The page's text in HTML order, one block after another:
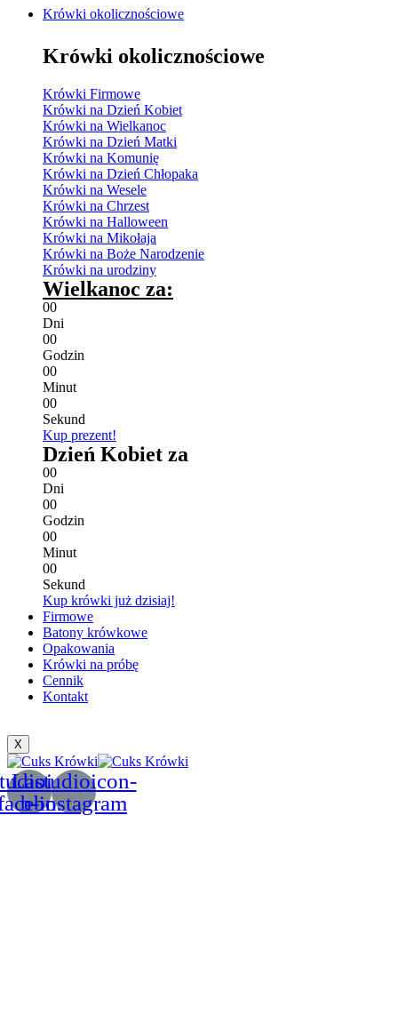
Krówki okolicznościowe
Krówki okolicznościowe
Krówki Firmowe
Krówki na Dzień Kobiet
Krówki na Wielkanoc
Krówki na Dzień Matki
Krówki na Komunię
Krówki na Dzień Chłopaka
Krówki na Wesele
Krówki na Chrzest
Krówki na Halloween
Krówki na Mikołaja
Krówki na Boże Narodzenie
Krówki na urodziny
Wielkanoc za:
00
Dni
00
Godzin
00
Minut
00
Sekund
Kup prezent!
Dzień Kobiet za
00
Dni
00
Godzin
00
Minut
00
Sekund
Kup krówki już dzisiaj!
Firmowe
Batony krówkowe
Opakowania
Krówki na próbę
Cennik
Kontakt
X
Lastudioicon-
b-instagram